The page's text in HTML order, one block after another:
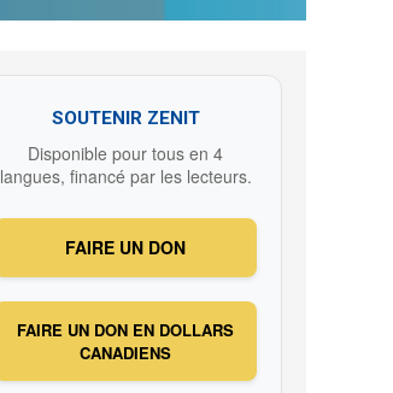
SOUTENIR ZENIT
Disponible pour tous en 4
langues, financé par les lecteurs.
FAIRE UN DON
FAIRE UN DON EN DOLLARS
CANADIENS